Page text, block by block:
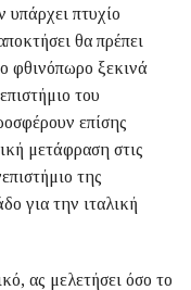
πτυχίο
θα πρέπει
φθινόπωρο ξεκινά
του
επίσης
μετάφραση στις
της
για την ιταλική
ας μελετήσει όσο το